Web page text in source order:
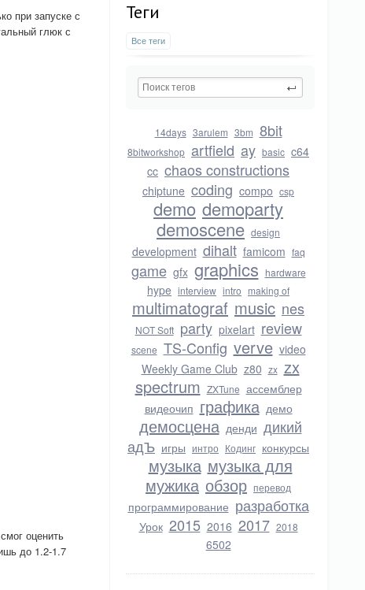
Теги
Все теги
14days 3arulem 3bm 8bit
8bitworkshop artfield ay basic c64
cc chaos constructions
chiptune coding compo csp
demo demoparty
demoscene design
development dihalt famicom faq
game gfx graphics hardware
hype interview intro making of
multimatograf music nes
NOT Soft party pixelart review
scene TS-Config verve video
Weekly Game Club z80 zx zx
spectrum ZXTune ассемблер
видеочип графика демо
демосцена денди дикий
адЪ игры интро Кодинг конкурсы
музыка музыка для
мужика обзор перевод
программирование разработка
Урок 2015 2016 2017 2018
6502
при запуске с
глюк с
оценить
до 1.2-1.7